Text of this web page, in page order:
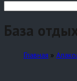
База
Главная »